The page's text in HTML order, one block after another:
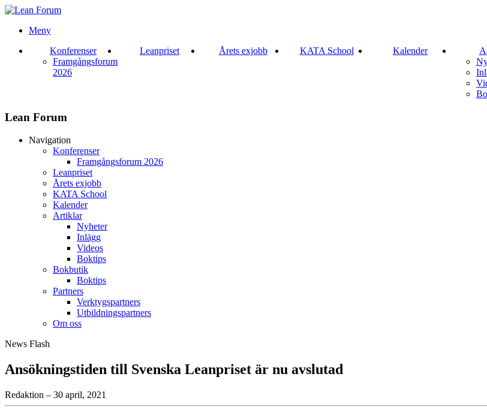
Meny
Konferenser
Framgångsforum
2026
Leanpriset Årets exjobb KATA School Kalender
Lean Forum
Navigation
Konferenser
Framgångsforum 2026
Leanpriset
Årets exjobb
KATA School
Kalender
Artiklar
Nyheter
Inlägg
Videos
Boktips
Bokbutik
Boktips
Partners
Verktygspartners
Utbildningspartners
Om oss
News Flash
Ansökningstiden till Svenska Leanpriset är nu avslutad
Redaktion – 30 april, 2021